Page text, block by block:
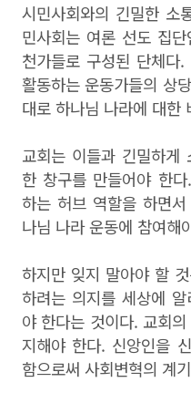
시민사회와의 긴밀한 소
민사회는 여론 선도 집
천가들로 구성된 단체다
활동하는 운동가들의 상
대로 하나님 나라에 대한
교회는 이들과 긴밀하게
한 창구를 만들어야 한
하는 허브 역할을 하면
나님 나라 운동에 참여해
하지만 잊지 말아야 할
하려는 의지를 세상에
야 한다는 것이다. 교회
지해야 한다. 신앙인을
함으로써 사회변혁의 계